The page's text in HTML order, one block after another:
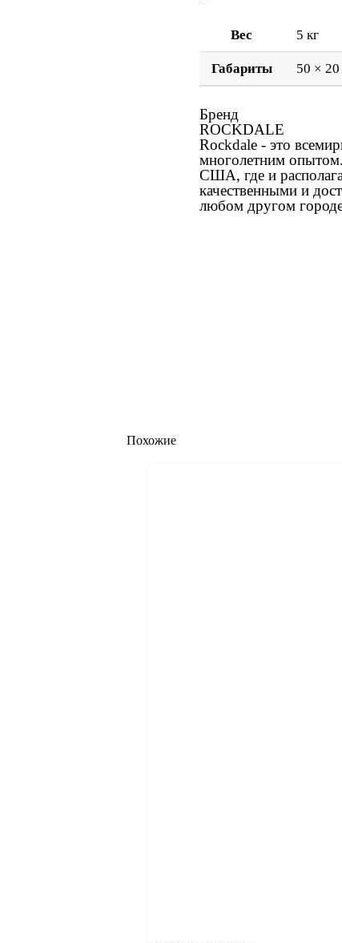
Вес 5 кг
Габариты 50 ×
Бренд
ROCKDALE
Rockdale - это
многолетним
США, где и
качественными и
любом другом
Похожие